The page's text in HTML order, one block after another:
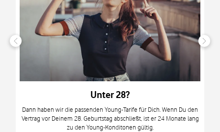
Unter 28?
Dann haben wir die passenden Young-Tarife für Dich. Wenn Du den
Vertrag vor Deinem 28. Geburtstag abschließt, ist er 24 Monate lang
zu den Young-Konditonen gültig.